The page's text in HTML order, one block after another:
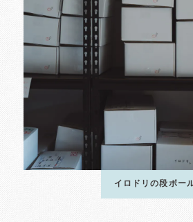
イロドリの段ボー